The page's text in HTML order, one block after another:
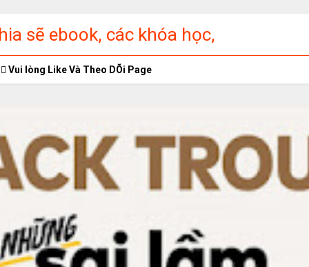
sẽ ebook, các khóa học,
miễn phí
Vui lòng Like Và Theo DÕi Page